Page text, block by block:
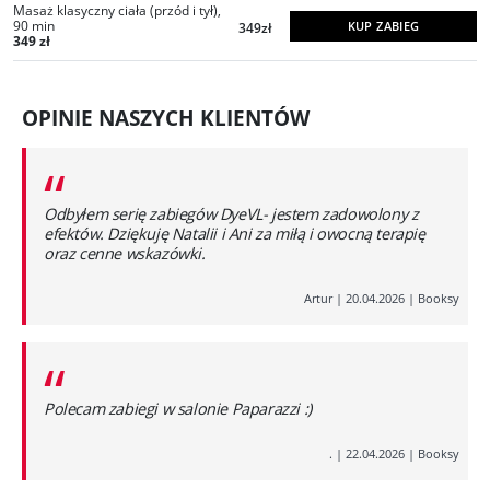
Masaż klasyczny ciała (przód i tył),
90 min
349 zł
349zł KUP ZABIEG
OPINIE NASZYCH KLIENTÓW
“
Odbyłem serię zabiegów DyeVL- jestem zadowolony z
efektów. Dziękuję Natalii i Ani za miłą i owocną terapię
oraz cenne wskazówki.
Artur| 20.04.2026 | Booksy
“
Polecam zabiegi w salonie Paparazzi :)
. | 22.04.2026 | Booksy